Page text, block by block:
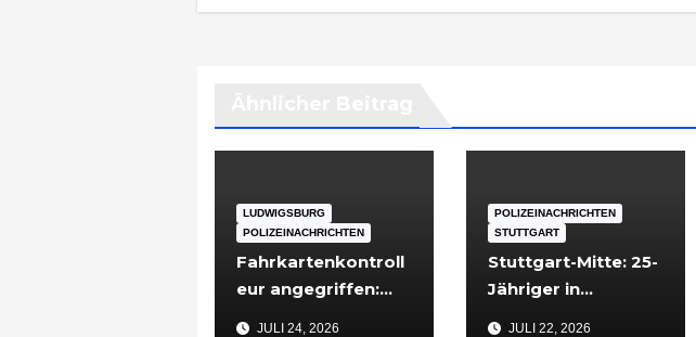
LUDWIGSBURG
POLIZEINACHRICHTEN
Fahrkartenkontroll
eur angegriffen:
JULI 24, 2026
POLIZEINACHRICHTEN
STUTTGART
Stuttgart-Mitte: 25-
Jähriger in
JULI 22, 2026